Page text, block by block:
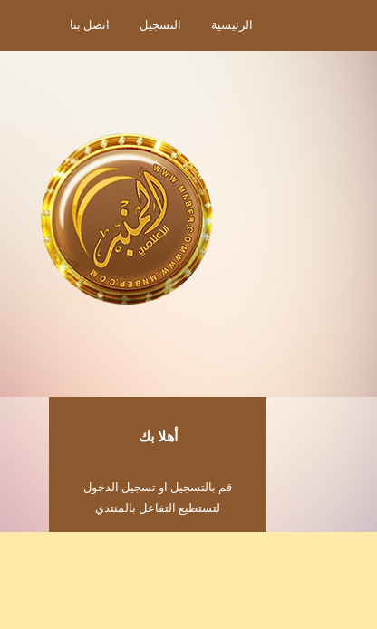
الرئيسية التسجيل اتصل بنا
أهلا بك
قم بالتسجيل او تسجيل الدخول
لتستطيع التفاعل بالمنتدي